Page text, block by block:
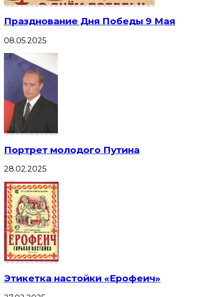
Празднование Дня Победы 9 Мая
08.05.2025
Портрет молодого Путина
28.02.2025
Этикетка настойки «Ерофеич»